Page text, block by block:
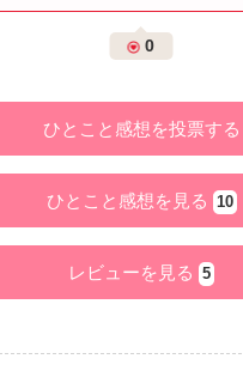
0
ひとこと感想を投票する
ひとこと感想を見る 10
レビューを見る 5